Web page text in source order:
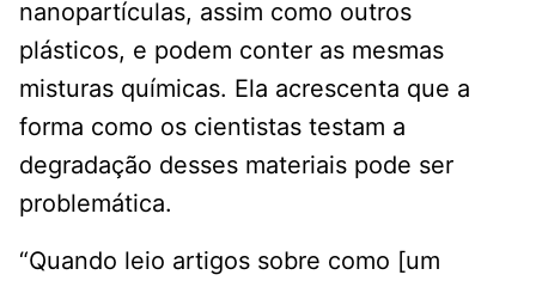
nanopartículas, assim como outros
plásticos, e podem conter as mesmas
misturas químicas. Ela acrescenta que a
forma como os cientistas testam a
degradação desses materiais pode ser
problemática.
“Quando leio artigos sobre como [um